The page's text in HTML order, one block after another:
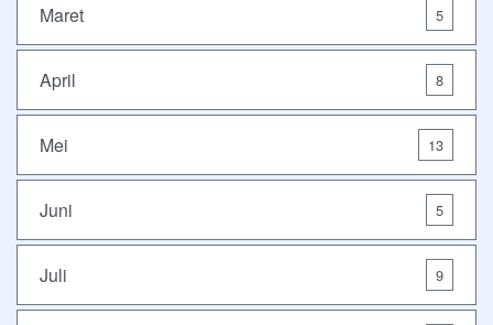
Maret 5
April 8
Mei 13
Juni 5
Juli 9